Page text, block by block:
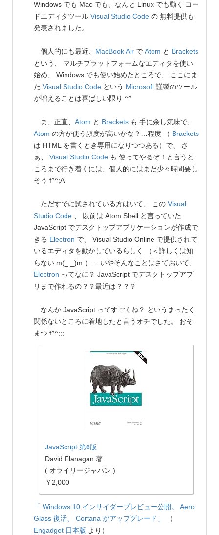
Windows でも Mac でも、なんと Linux でも動く コー
ドエディタツール Visual Studio Code の 無料提供も
発表されました。
個人的にも最近、 MacBook Air で Atom と Brackets
という、 マルチプラットフォームなエディタを使い
始め、 Windows でも使い始めたところで、 ここにま
た Visual Studio Code という Microsoft 謹製のツール
が増えることは喜ばしい限り ^^
ま、正直、 Atom と Brackets も 手に余し気味で、
Atom の方が使う頻度が高いかな？…程度 （ Brackets
は HTML を書くとき専用になりつつある）で、 さ
ぁ、 Visual Studio Code も 使ってやるぞ！と言うと
ころまで行き着くには、個人的にはまだ少々時間要し
そう f^^;A
ただすでに試されている方はいて、 この Visual
Studio Code 、 以前は Atom Shell と言っていた
JavaScript でデスクトップアプリケーションが作成で
きる Electron で、 Visual Studio Online で提供されて
いるエディタを動かしているらしく （＜詳しくは知
らない m(_ _)m ）… いやそんなことはさておいて、
Electron ってなに？ JavaScript でデスクトップアプ
リまで作れるの？？最近は？？？
なんか JavaScript ってすごくね？ というまったく
関係ないところに着地したと言うオチでした。 おそ
まつ f^^;;;
JavaScript 第6版
David Flanagan 著
( オライリージャパン )
￥2,000
「 Windows 10 インサイダープレビュー公開。 Aero
Glass 復活、 Cortana がアップグレード」
（
Engadget 日本版 より）